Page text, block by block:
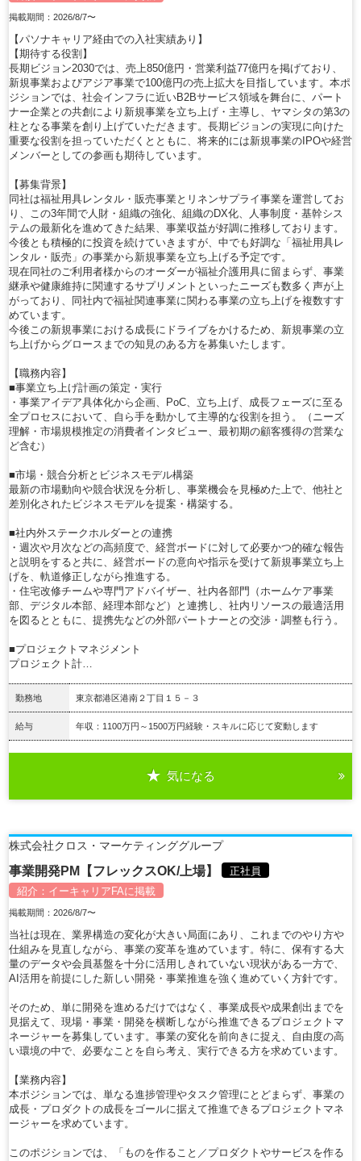
掲載期間：2026/8/7〜
【パソナキャリア経由での入社実績あり】
【期待する役割】
長期ビジョン2030では、売上850億円・営業利益77億円を掲げており、
新規事業およびアジア事業で100億円の売上拡大を目指しています。本ポ
ジションでは、社会インフラに近いB2Bサービス領域を舞台に、パート
ナー企業との共創により新規事業を立ち上げ・主導し、ヤマシタの第3の
柱となる事業を創り上げていただきます。長期ビジョンの実現に向けた
重要な役割を担っていただくとともに、将来的には新規事業のIPOや経営
メンバーとしての参画も期待しています。
【募集背景】
同社は福祉用具レンタル・販売事業とリネンサプライ事業を運営してお
り、この3年間で人財・組織の強化、組織のDX化、人事制度・基幹シス
テムの最新化を進めてきた結果、事業収益が好調に推移しております。
今後とも積極的に投資を続けていきますが、中でも好調な「福祉用具レ
ンタル・販売」の事業から新規事業を立ち上げる予定です。
現在同社のご利用者様からのオーダーが福祉介護用具に留まらず、事業
継承や健康維持に関連するサプリメントといったニーズも数多く声が上
がっており、同社内で福祉関連事業に関わる事業の立ち上げを複数すす
めています。
今後この新規事業における成長にドライブをかけるため、新規事業の立
ち上げからグロースまでの知見のある方を募集いたします。
【職務内容】
■事業立ち上げ計画の策定・実行
・事業アイデア具体化から企画、PoC、立ち上げ、成長フェーズに至る
全プロセスにおいて、自ら手を動かして主導的な役割を担う。（ニーズ
理解・市場規模推定の消費者インタビュー、最初期の顧客獲得の営業な
ど含む）
■市場・競合分析とビジネスモデル構築
最新の市場動向や競合状況を分析し、事業機会を見極めた上で、他社と
差別化されたビジネスモデルを提案・構築する。
■社内外ステークホルダーとの連携
・週次や月次などの高頻度で、経営ボードに対して必要かつ的確な報告
と説明をすると共に、経営ボードの意向や指示を受けて新規事業立ち上
げを、軌道修正しながら推進する。
・住宅改修チームや専門アドバイザー、社内各部門（ホームケア事業
部、デジタル本部、経理本部など）と連携し、社内リソースの最適活用
を図るとともに、提携先などの外部パートナーとの交渉・調整も行う。
■プロジェクトマネジメント
プロジェクト計…
勤務地 東京都港区港南２丁目１５－３
給与 年収：1100万円～1500万円経験・スキルに応じて変動します
気になる
株式会社クロス・マーケティンググループ
事業開発PM【フレックスOK/上場】
正社員
紹介： イーキャリアFAに掲載
掲載期間：2026/8/7〜
当社は現在、業界構造の変化が大きい局面にあり、これまでのやり方や
仕組みを見直しながら、事業の変革を進めています。特に、保有する大
量のデータや会員基盤を十分に活用しきれていない現状がある一方で、
AI活用を前提にした新しい開発・事業推進を強く進めていく方針です。
そのため、単に開発を進めるだけではなく、事業成長や成果創出までを
見据えて、現場・事業・開発を横断しながら推進できるプロジェクトマ
ネージャーを募集しています。事業の変化を前向きに捉え、自由度の高
い環境の中で、必要なことを自ら考え、実行できる方を求めています。
【業務内容】
本ポジションでは、単なる進捗管理やタスク管理にとどまらず、事業の
成長・プロダクトの成長をゴールに据えて推進できるプロジェクトマネ
ージャーを求めています。
このポジションでは、「ものを作ること／プロダクトやサービスを作る